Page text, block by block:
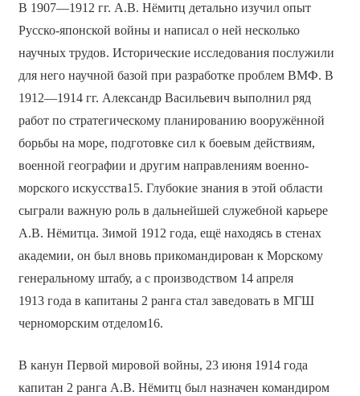
В 1907—1912 гг. А.В. Нёмитц детально изучил опыт
Русско-японской войны и написал о ней несколько
научных трудов. Исторические исследования послужили
для него научной базой при разработке проблем ВМФ. В
1912—1914 гг. Александр Васильевич выполнил ряд
работ по стратегическому планированию вооружённой
борьбы на море, подготовке сил к боевым действиям,
военной географии и другим направлениям военно-
морского искусства15. Глубокие знания в этой области
сыграли важную роль в дальнейшей служебной карьере
А.В. Нёмитца. Зимой 1912 года, ещё находясь в стенах
академии, он был вновь прикомандирован к Морскому
генеральному штабу, а с производством 14 апреля
1913 года в капитаны 2 ранга стал заведовать в МГШ
черноморским отделом16.
В канун Первой мировой войны, 23 июня 1914 года
капитан 2 ранга А.В. Нёмитц был назначен командиром